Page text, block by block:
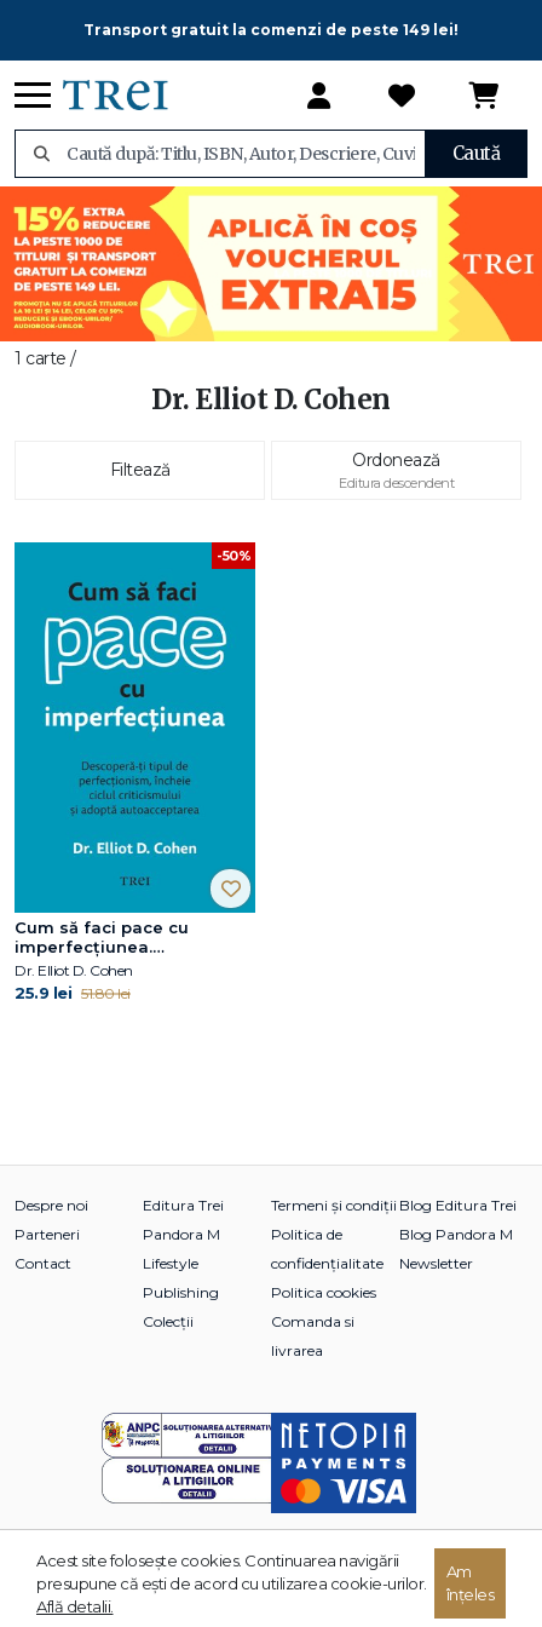
Transport gratuit la comenzi de peste 149 lei!
Caută
1 carte /
Dr. Elliot D. Cohen
Filtează Ordonează
Editura descendent
-50%
Cum să faci pace cu
imperfecțiunea.
Descoperă-ți tipul de
perfecționism, încheie
ciclul criticismului și adoptă
Dr. Elliot D. Cohen
25.9 lei 51.80 lei
Despre noi
Parteneri
Contact
Editura Trei
Pandora M
Lifestyle
Publishing
Colecții
Termeni și condiții
Politica de
confidențialitate
Politica cookies
Comanda si
livrarea
Blog Editura Trei
Blog Pandora M
Newsletter
© 2026 Grupul Editorial TREI. Toate drepturile rezervate.
Acest site foloseşte cookies. Continuarea navigării
presupune că eşti de acord cu utilizarea cookie-urilor.
Află detalii.
Am
înțeles